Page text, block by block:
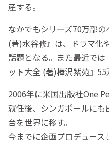
産する。
なかでもシリーズ70万部
(著)水谷修』は、ドラマ化
話題となる。また最近で
ット大全 (著)樺沢紫苑』55
2006年に米国出版社One
就任後、シンガポールに
台を世界に移す。
今までに企画プロデュー